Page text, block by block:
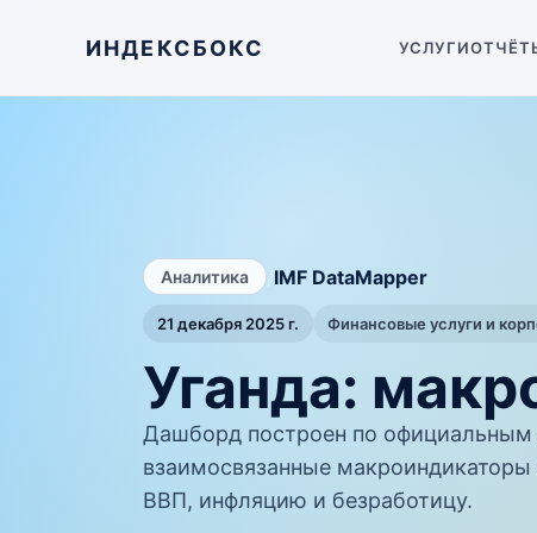
ИНДЕКСБОКС УСЛУГИ
Аналитика /IMF DataMapper
21 декабря 2025 г. Финансовые услуги и
Уганда:
Дашборд построен по
взаимосвязанные
ВВП, инфляцию и безработицу.